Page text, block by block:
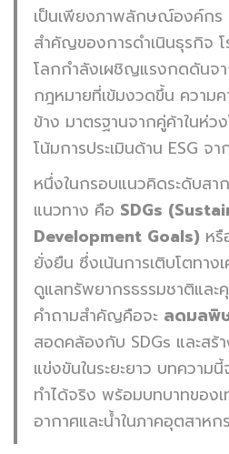
เป็นเพียงภาพลักษณ์องค์กร
สำคัญของการดำเนินธุรกิจ
โลกกำลังเผชิญแรงกดดันจ
กฎหมายที่เข้มงวดขึ้น ความ
ข้าง มาตรฐานจากคู่ค้าในห่ว
โน้มการประเมินด้าน ESG จ
หนึ่งในกรอบแนวคิดระดับสา
แนวทาง คือ SDGs
Development Goals) ห
ยั่งยืน ซึ่งเน้นการเติบโตทา
ดูแลทรัพยากรธรรมชาติแล
คำถามสำคัญคือจะ ลดมลพิ
สอดคล้องกับ SDGs และสร้า
แข่งขันในระยะยาว บทความ
ทำได้จริง พร้อมบทบาทของเ
อากาศและน้ำในภาคอุตสาหก